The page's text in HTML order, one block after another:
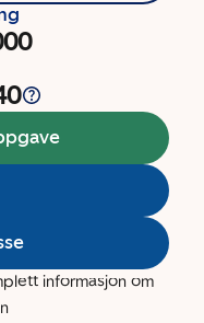
informasjon om